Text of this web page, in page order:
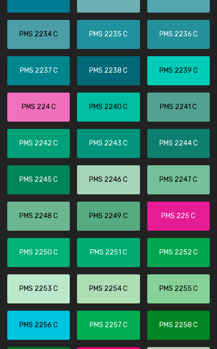
PMS 2234 C PMS 2235 C PMS 2236 C
PMS 2237 C PMS 2238 C PMS 2239 C
PMS 224 C PMS 2240 C PMS 2241 C
PMS 2242 C PMS 2243 C PMS 2244 C
PMS 2245 C PMS 2246 C PMS 2247 C
PMS 2248 C PMS 2249 C PMS 225 C
PMS 2250 C PMS 2251 C PMS 2252 C
PMS 2253 C PMS 2254 C PMS 2255 C
PMS 2256 C PMS 2257 C PMS 2258 C